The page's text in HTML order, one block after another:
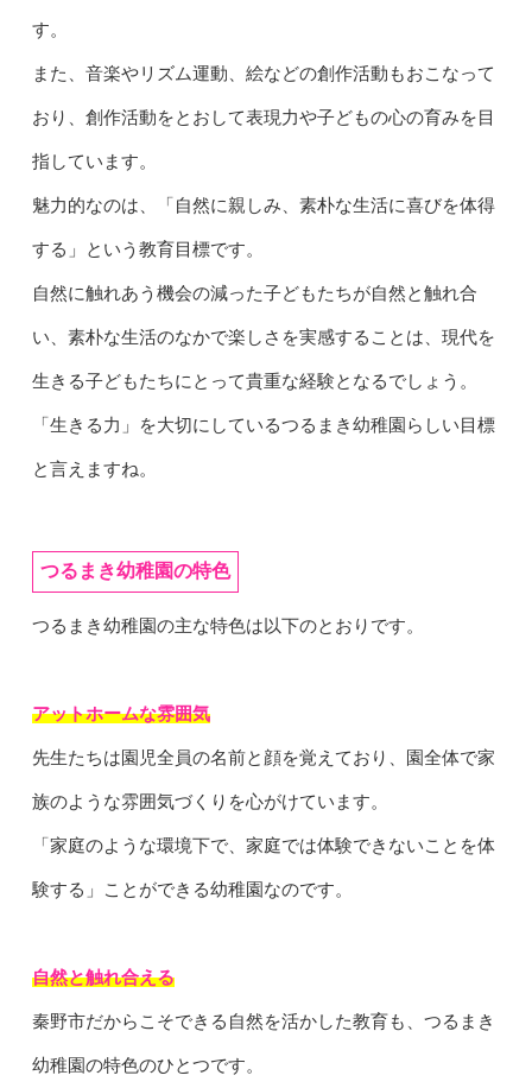
す。
また、音楽やリズム運動、絵などの創作活動もおこなって
おり、創作活動をとおして表現力や子どもの心の育みを目
指しています。
魅力的なのは、「自然に親しみ、素朴な生活に喜びを体得
する」という教育目標です。
自然に触れあう機会の減った子どもたちが自然と触れ合
い、素朴な生活のなかで楽しさを実感することは、現代を
生きる子どもたちにとって貴重な経験となるでしょう。
「生きる力」を大切にしているつるまき幼稚園らしい目標
と言えますね。
つるまき幼稚園の特色
つるまき幼稚園の主な特色は以下のとおりです。
アットホームな雰囲気
先生たちは園児全員の名前と顔を覚えており、園全体で家
族のような雰囲気づくりを心がけています。
「家庭のような環境下で、家庭では体験できないことを体
験する」ことができる幼稚園なのです。
自然と触れ合える
秦野市だからこそできる自然を活かした教育も、つるまき
幼稚園の特色のひとつです。